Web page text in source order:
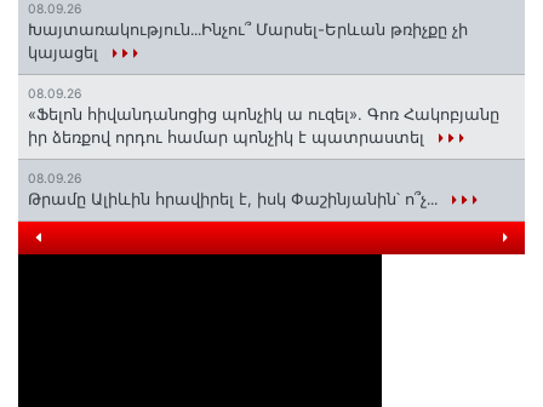
08.09.26
Խայտառակություն․․․Ինչու՞ Մարսել-Երևան թռիչքը չի
կայացել
08.09.26
«Ֆելոն հիվանդանոցից պոնչիկ ա ուզել». Գոռ Հակոբյանը
իր ձեռքով որդու համար պոնչիկ է պատրաստել
08.09.26
Թրամը Ալիևին հրավիրել է, իսկ Փաշինյանին՝ ո՞չ․․․